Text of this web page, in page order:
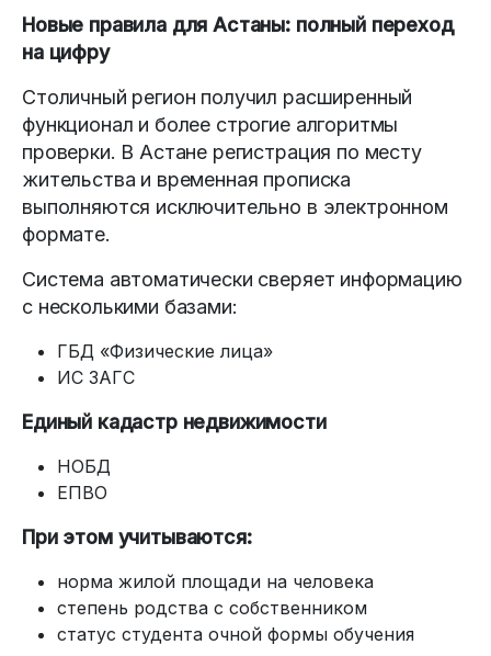
Новые правила для Астаны: полный переход
на цифру
Столичный регион получил расширенный
функционал и более строгие алгоритмы
проверки. В Астане регистрация по месту
жительства и временная прописка
выполняются исключительно в электронном
формате.
Система автоматически сверяет информацию
с несколькими базами:
ГБД «Физические лица»
ИС ЗАГС
Единый кадастр недвижимости
НОБД
ЕПВО
При этом учитываются:
норма жилой площади на человека
степень родства с собственником
статус студента очной формы обучения